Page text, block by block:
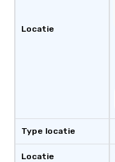
Locatie
Type locatie
Locatie